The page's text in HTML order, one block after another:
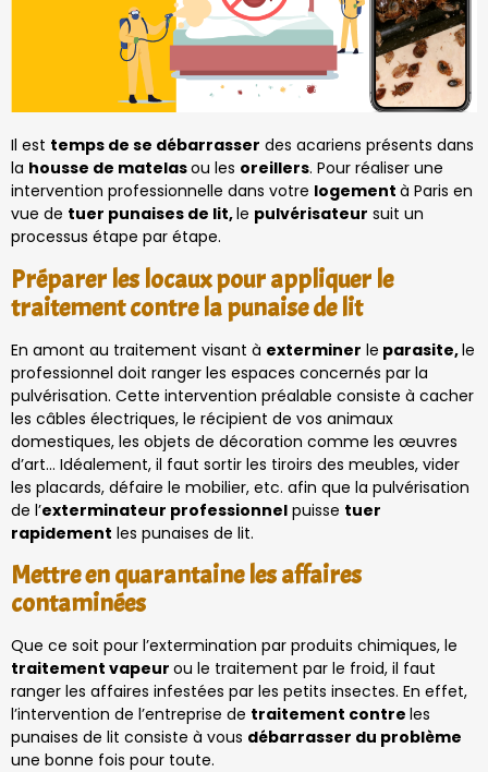
Il est temps de se débarrasser des acariens présents dans
la housse de matelasou les oreillers. Pour réaliser une
intervention professionnelle dans votre logement à Paris en
vue de tuer punaises de lit,le pulvérisateur suit un
processus étape par étape.
Préparer les locaux pour appliquer le
traitement contre la punaise de lit
En amont au traitement visant à exterminer le parasite,le
professionnel doit ranger les espaces concernés par la
pulvérisation. Cette intervention préalable consiste à cacher
les câbles électriques, le récipient de vos animaux
domestiques, les objets de décoration comme les œuvres
d’art… Idéalement, il faut sortir les tiroirs des meubles, vider
les placards, défaire le mobilier, etc. afin que la pulvérisation
de l’exterminateur professionnel puisse tuer
rapidement les punaises de lit.
Mettre en quarantaine les affaires
contaminées
Que ce soit pour l’extermination par produits chimiques, le
traitement vapeur ou le traitement par le froid, il faut
ranger les affaires infestées par les petits insectes. En effet,
l’intervention de l’entreprise de traitement contre les
punaises de lit consiste à vous débarrasser du problème
une bonne fois pour toute.